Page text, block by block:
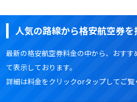
人気の路線から格安航空券を
最新の格安航空券料金の中から、おすす
て表示しております。
詳細は料金をクリックorタップしてご覧